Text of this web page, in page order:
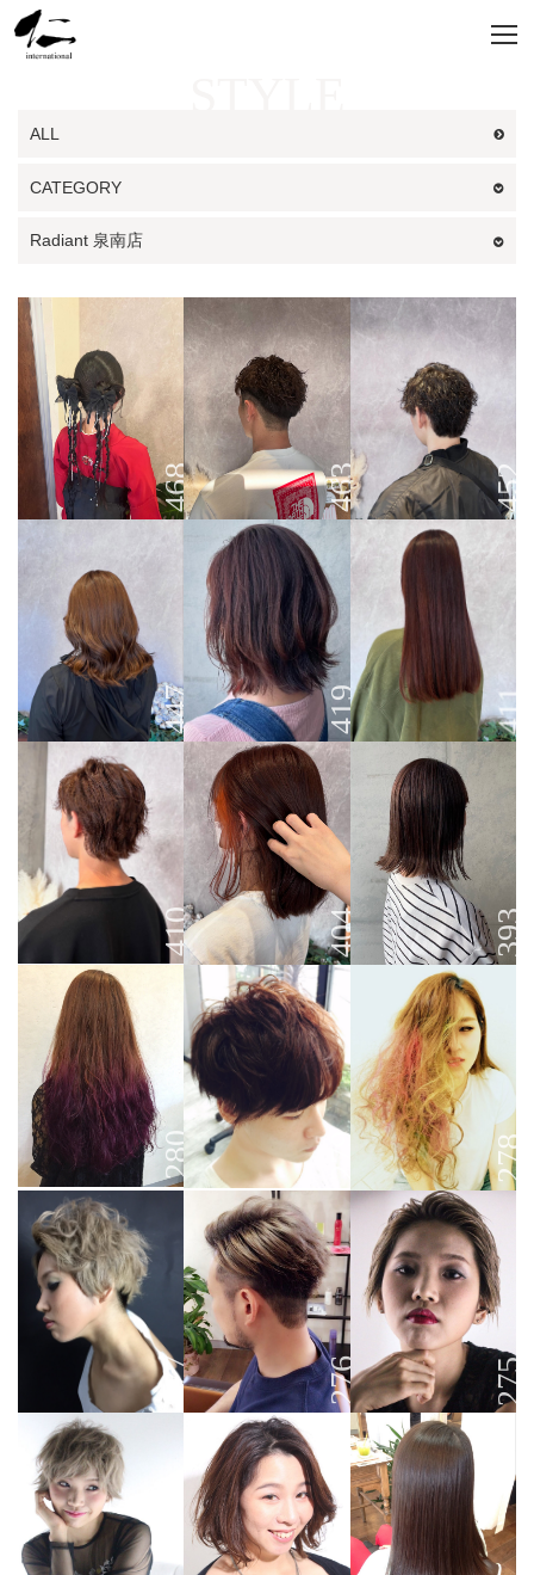
ALL
CATEGORY
Radiant 泉南店
468 463 452
447 419 411
410 404 393
280 279 278
277 276 275